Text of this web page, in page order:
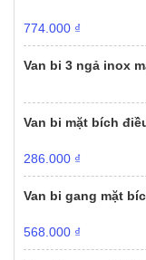
774.000 ₫
Van bi 3 ngả inox
Van bi mặt bích
286.000 ₫
Van bi gang mặt
568.000 ₫